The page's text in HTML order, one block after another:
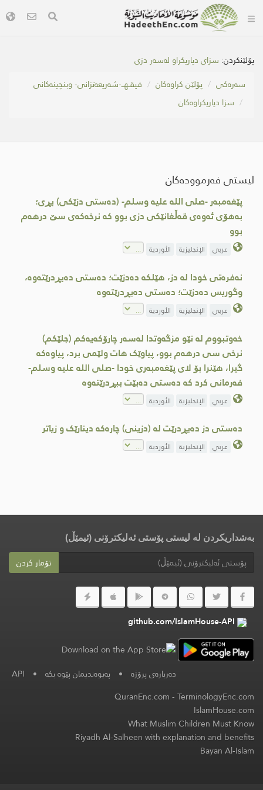
پۆلێنکردن: سزای دیاریکراو لەسەر دزی
سه‌ره‌كی
پۆلێن کراوەکان
فیقـهــ-شەریعەتزانی- وبنچینەکانی
سزا دیاریكراوەكان
لیستی فەرموودەکان
پێغەمبەر -صلى اللە علیە وسلم- (دەستی دزێکی) بڕی؛
بەهۆی ئەوەى قەڵغانێکی دزی بوو کە نرخەکەى سێ درهەم
بوو
عربي الإنجليزية الأوردية
نەفرەتی خودا لە دز، هێلکە دەدزێت؛ دەستی دەبڕدرێتەوە،
وگوریس دەدزێت؛ دەستی دەبڕدرێتەوە
عربي الإنجليزية الأوردية
خەوتبووم لە نێو مزگەوتدا لەسەر چارۆکەیەکم (جلێکم)
نرخی سی درهەم بوو، پیاوێک هات ولێمی برد، پیاوەکە
گیرا، هێنرا بۆ لای پێغەمبەری خودا -صلى اللە علیە وسلم-
فەرمانى کرد کە دەستی دەبێت ببڕدرێتەوە
عربي الإنجليزية الأوردية
دەستی دز دەبڕدرێت لە (دزینی) چارەكە دینارێک و زیاتر
عربي الإنجليزية الأوردية
بەشداریکردن لە لیستی پۆستی ئەلیکترۆنی (ئیمێڵ)
تۆمار کردن
github.com/IslamHouse-API
دەربارەی پرۆژە • په‌یوه‌ندیمان پێوه‌ بكه‌ •
API
QuranEnc.com-TerminologyEnc.com
IslamHouse.com
What Muslim Children Must Know
Riyadh Al-Salheen with explanation and benefits
Bayan Al-Islam